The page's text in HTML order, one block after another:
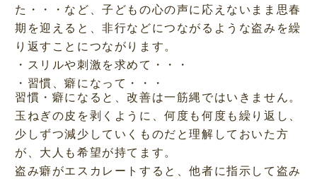
た・・・など、子どもの心の声に応えないまま思春
期を迎えると、非行などにつながるような盗みを繰
り返すことにつながります。
・スリルや刺激を求めて・・・
・習慣、癖になって・・・
習慣・癖になると、改善は一筋縄ではいきません。
玉ねぎの皮を剥くように、何度も何度も繰り返し、
少しずつ減少していくものだと理解しておいた方
が、大人も希望が持てます。
盗み癖がエスカレートすると、他者に指示して盗み